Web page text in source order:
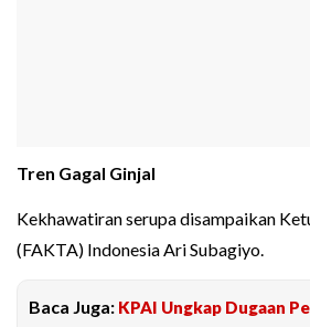
Tren Gagal Ginjal
Kekhawatiran serupa disampaikan
(FAKTA) Indonesia Ari Subagiyo.
Baca Juga: KPAI Ungkap Dugaan